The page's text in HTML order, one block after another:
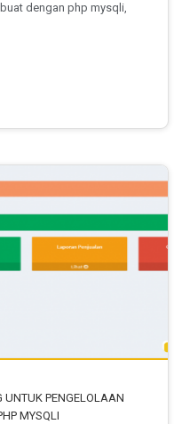
dengan php mysqli,
UNTUK PENGELOLAAN
MYSQLI